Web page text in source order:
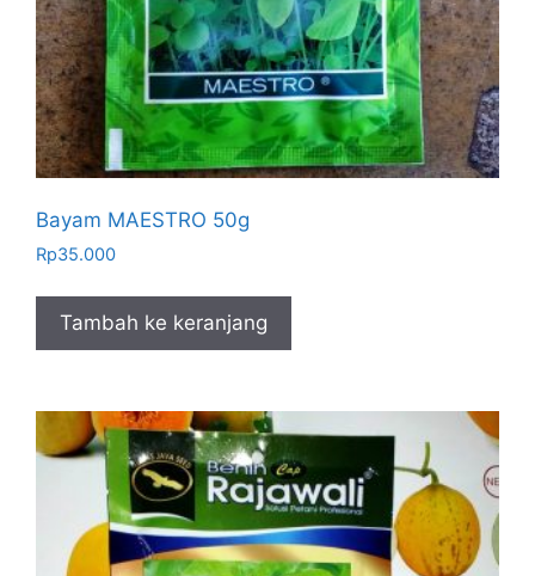
Bayam MAESTRO 50g
Rp35.000
Tambah ke keranjang